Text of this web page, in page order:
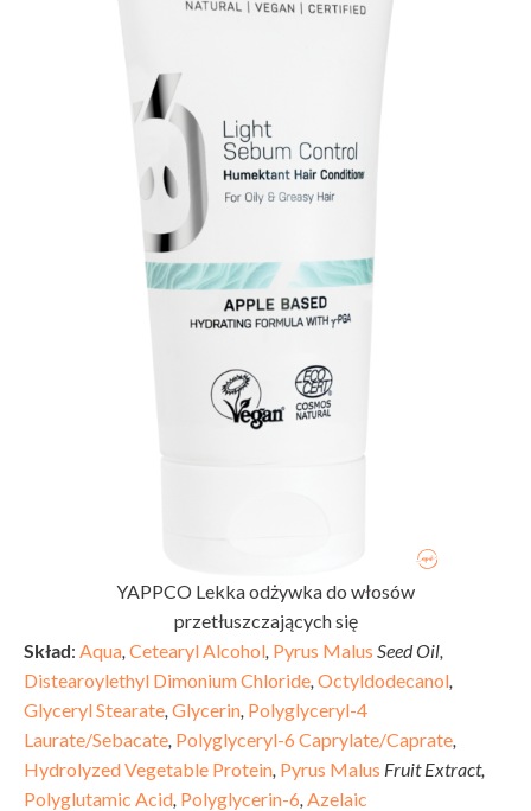
YAPPCO Lekka odżywka do włosów
przetłuszczających się
Skład: Aqua Cetearyl Alcohol Pyrus Malus Seed Oil,
Distearoylethyl Dimonium Chloride Octyldodecanol
Glyceryl Stearate Glycerin Polyglyceryl-4
Laurate/Sebacate Polyglyceryl-6 Caprylate/Caprate
Hydrolyzed Vegetable Protein Pyrus Malus Fruit Extract,
Polyglutamic Acid Polyglycerin-6 Azelaic